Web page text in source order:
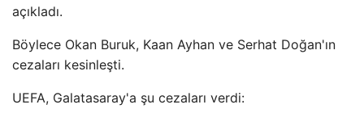
açıkladı.
Böylece Okan Buruk, Kaan Ayhan ve Serhat Doğan'ın
cezaları kesinleşti.
UEFA, Galatasaray'a şu cezaları verdi: